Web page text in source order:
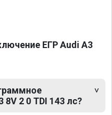
ЕГР Audi A3
2 0 TDI 143 лс?